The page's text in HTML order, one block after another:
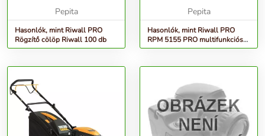
Pepita
Hasonlók, mint Riwall PRO
Rögzítő cölöp Riwall 100 db
Pepita
Hasonlók, mint Riwall PRO
RPM 5155 PRO multifunkciós
önjáró fűnyíró 4 az 1-ben